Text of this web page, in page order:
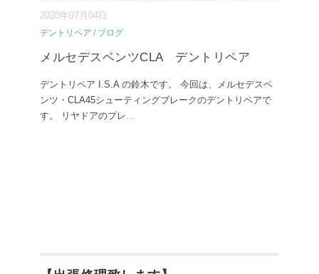
2020年07月04日
デントリペア / ブログ
メルセデスベンツCLA デントリペア
デントリペア I.S.A の鈴木です。 今回は、メルセデスベ
ンツ・CLA45シューティングブレークのデントリペアで
す。 リヤドアのプレ...